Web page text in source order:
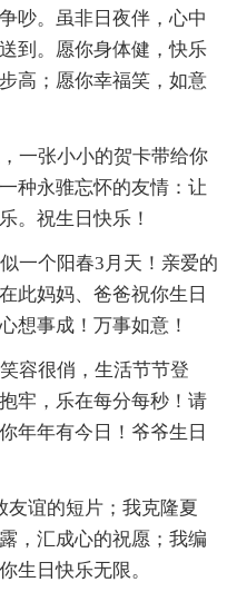
吵。虽非日夜伴，心中
到。愿你身体健，快乐
高；愿你幸福笑，如意
一张小小的贺卡带给你
种永骓忘怀的友情：让
。祝生日快乐！
一个阳春3月天！亲爱的
此妈妈、爸爸祝你生日
想事成！万事如意！
容很俏，生活节节登
牢，乐在每分每秒！请
年年有今日！爷爷生日
友谊的短片；我克隆夏
，汇成心的祝愿；我编
生日快乐无限。